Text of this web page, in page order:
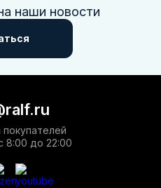
наши новости
8:00 до 22:00